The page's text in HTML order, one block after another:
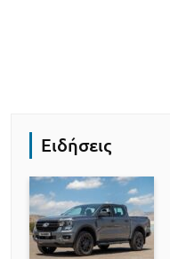
Ειδήσεις